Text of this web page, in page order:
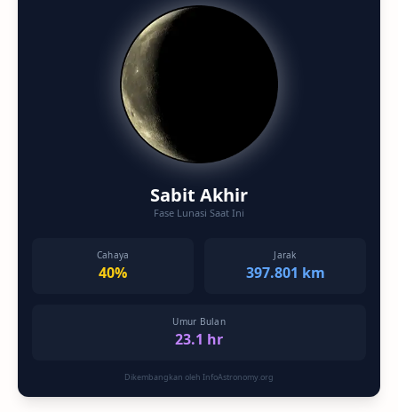
Sabit Akhir
Fase Lunasi Saat Ini
Cahaya
40%
Jarak
397.801 km
Umur Bulan
23.1 hr
Dikembangkan oleh InfoAstronomy.org